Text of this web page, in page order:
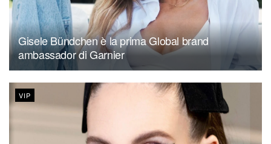
Gisele Bündchen è la prima Global brand
ambassador di Garnier
VIP